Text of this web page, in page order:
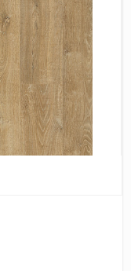
Серый
Бежевый
Дуб светлый
Коричневый
Страна
Австрия